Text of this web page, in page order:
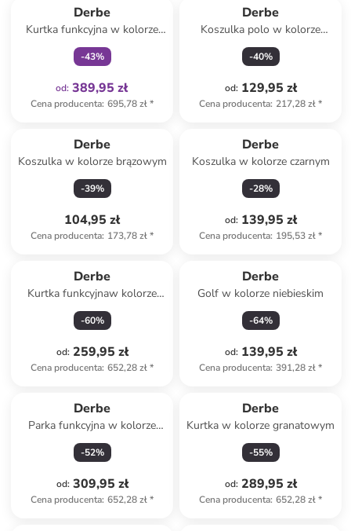
Derbe
Kurtka funkcyjna w kolorze
granatowym
-43%
od: 389,95 zł
Cena producenta: 695,78 zł*
Derbe
Koszulka polo w kolorze
granatowo-białym
-40%
od: 129,95 zł
Cena producenta: 217,28 zł*
Derbe
Koszulka w kolorze brązowym
-39%
104,95 zł
Cena producenta: 173,78 zł*
Derbe
Koszulka w kolorze czarnym
-28%
od: 139,95 zł
Cena producenta: 195,53 zł*
Derbe
Kurtka funkcyjnaw kolorze
brązowym
-60%
od: 259,95 zł
Cena producenta: 652,28 zł*
Derbe
Golf w kolorze niebieskim
-64%
od: 139,95 zł
Cena producenta: 391,28 zł*
Derbe
Parka funkcyjna w kolorze
khaki
-52%
od: 309,95 zł
Cena producenta: 652,28 zł*
Derbe
Kurtka w kolorze granatowym
-55%
od: 289,95 zł
Cena producenta: 652,28 zł*